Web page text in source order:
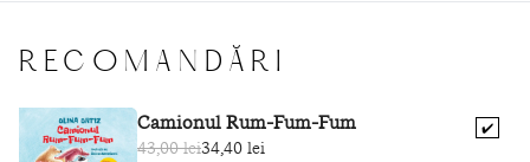
RECOMANDĂRI
✔️
Camionul Rum-Fum-Fum
43,00 lei34,40 lei